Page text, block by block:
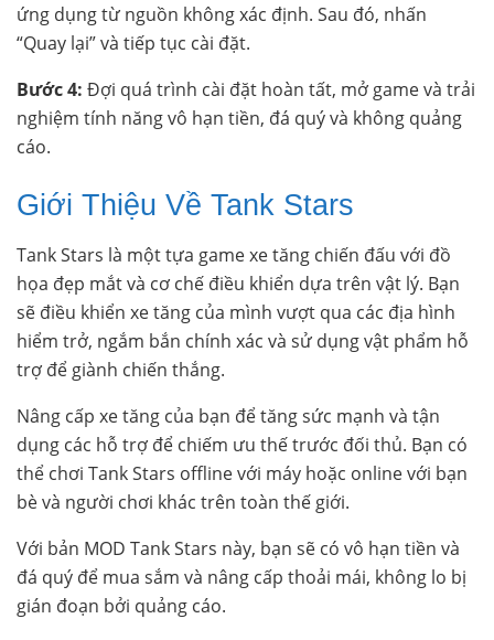
ứng dụng từ nguồn không xác định. Sau đó, nhấn
“Quay lại” và tiếp tục cài đặt.
Bước 4: Đợi quá trình cài đặt hoàn tất, mở game và trải
nghiệm tính năng vô hạn tiền, đá quý và không quảng
cáo.
Giới Thiệu Về Tank Stars
Tank Stars là một tựa game xe tăng chiến đấu với đồ
họa đẹp mắt và cơ chế điều khiển dựa trên vật lý. Bạn
sẽ điều khiển xe tăng của mình vượt qua các địa hình
hiểm trở, ngắm bắn chính xác và sử dụng vật phẩm hỗ
trợ để giành chiến thắng.
Nâng cấp xe tăng của bạn để tăng sức mạnh và tận
dụng các hỗ trợ để chiếm ưu thế trước đối thủ. Bạn có
thể chơi Tank Stars offline với máy hoặc online với bạn
bè và người chơi khác trên toàn thế giới.
Với bản MOD Tank Stars này, bạn sẽ có vô hạn tiền và
đá quý để mua sắm và nâng cấp thoải mái, không lo bị
gián đoạn bởi quảng cáo.